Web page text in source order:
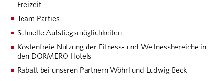
Freizeit
Team Parties
Schnelle Aufstiegsmöglichkeiten
Kostenfreie Nutzung der Fitness- und Wellnessbereiche in
den DORMERO Hotels
Rabatt bei unseren Partnern Wöhrl und Ludwig Beck